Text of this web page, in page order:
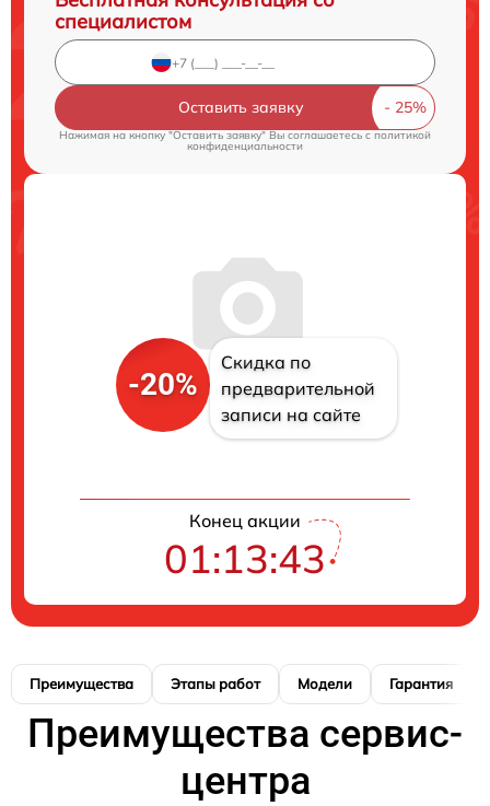
специалистом
Оставить заявку
Нажимая на кнопку "Оставить заявку" Вы соглашаетесь c политикой
конфиденциальности
-20%
Скидка по
предварительной
записи на сайте
Конец акции
01:13:42
Преимущества Этапы работ Модели Гарантия
Преимущества сервис-
центра